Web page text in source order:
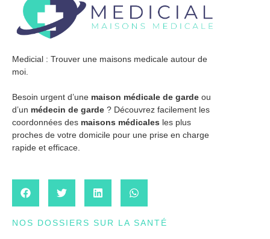
Medicial : Trouver une maisons medicale autour de
moi.
Besoin urgent d’une maison médicale de garde ou
d’un médecin de garde ? Découvrez facilement les
coordonnées des maisons médicales les plus
proches de votre domicile pour une prise en charge
rapide et efficace.
NOS DOSSIERS SUR LA SANTÉ